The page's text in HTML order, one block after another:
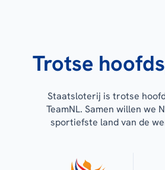
Trotse
Staatsloterij is trotse
TeamNL. Samen willen we
sportiefste land van de